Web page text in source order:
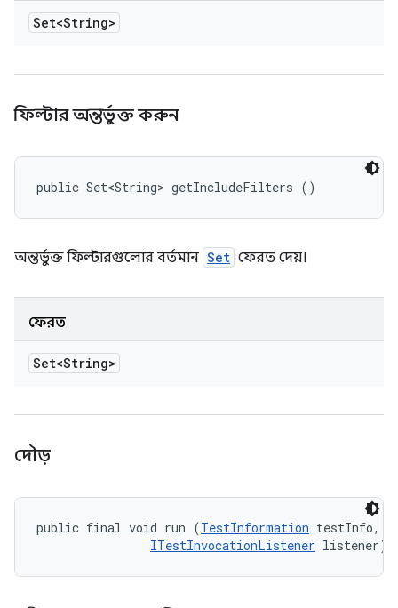
Set<String>
ফিল্টার অন্তর্ভুক্ত করুন
public Set<String> getIncludeFilters ()
অন্তর্ভুক্ত ফিল্টারগুলোর বর্তমান Set ফেরত দেয়।
ফেরত
Set<String>
দৌড়
public final void run (TestInformation testInfo,
ITestInvocationListener listener)